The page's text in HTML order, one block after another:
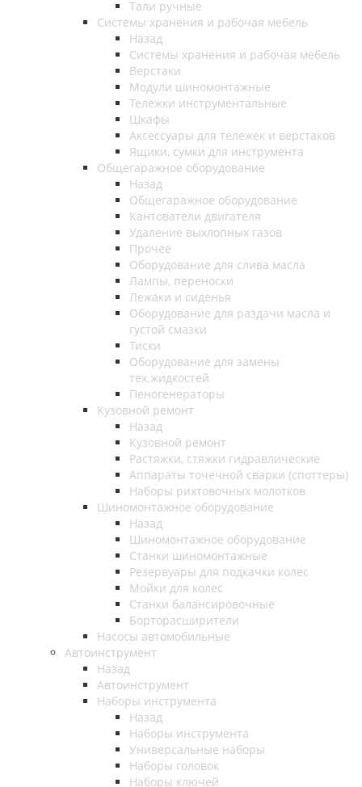
Тали ручные
Системы хранения и рабочая мебель
Назад
Системы хранения и рабочая мебель
Верстаки
Модули шиномонтажные
Тележки инструментальные
Шкафы
Аксессуары для тележек и верстаков
Ящики, сумки для инструмента
Общегаражное оборудование
Назад
Общегаражное оборудование
Кантователи двигателя
Удаление выхлопных газов
Прочее
Оборудование для слива масла
Лампы, переноски
Лежаки и сиденья
Оборудование для раздачи масла и
густой смазки
Тиски
Оборудование для замены
тех.жидкостей
Пеногенераторы
Кузовной ремонт
Назад
Кузовной ремонт
Растяжки, стяжки гидравлические
Аппараты точечной сварки (споттеры)
Наборы рихтовочных молотков
Шиномонтажное оборудование
Назад
Шиномонтажное оборудование
Станки шиномонтажные
Резервуары для подкачки колес
Мойки для колес
Станки балансировочные
Борторасширители
Насосы автомобильные
Автоинструмент
Назад
Автоинструмент
Наборы инструмента
Назад
Наборы инструмента
Универсальные наборы
Наборы головок
Наборы ключей